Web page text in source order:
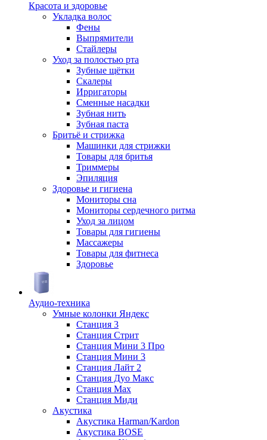
Красота и здоровье
Укладка волос
Фены
Выпрямители
Стайлеры
Уход за полостью рта
Зубные щётки
Скалеры
Ирригаторы
Сменные насадки
Зубная нить
Зубная паста
Бритьё и стрижка
Машинки для стрижки
Товары для бритья
Триммеры
Эпиляция
Здоровье и гигиена
Мониторы сна
Мониторы сердечного ритма
Уход за лицом
Товары для гигиены
Массажеры
Товары для фитнеса
Здоровье
Аудио-техника
Умные колонки Яндекс
Станция 3
Станция Стрит
Станция Мини 3 Про
Станция Мини 3
Станция Лайт 2
Станция Дуо Макс
Станция Max
Станция Миди
Акустика
Акустика Harman/Kardon
Акустика BOSE